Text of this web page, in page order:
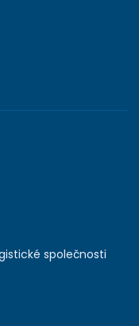
společnosti